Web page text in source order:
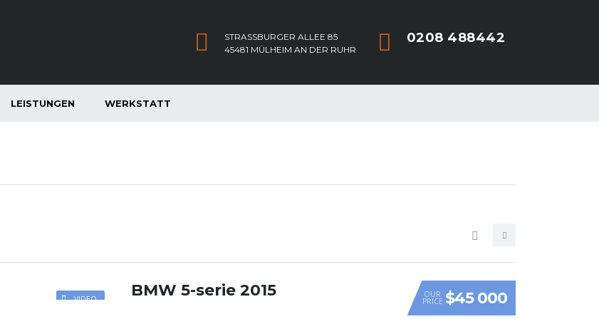
0208 488442
STRASSBURGER ALLEE 85
45481 MÜLHEIM AN DER RUHR
LEISTUNGEN WERKSTATT
VIDEO OUR
PRICE $45 000
BMW 5-serie 2015